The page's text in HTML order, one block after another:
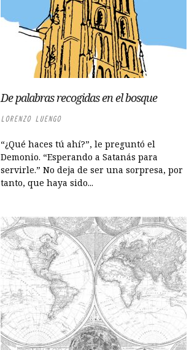
De palabras recogidas en el bosque
LORENZO LUENGO
“¿Qué haces tú ahí?”, le preguntó el
Demonio. “Esperando a Satanás para
servirle.” No deja de ser una sorpresa, por
tanto, que haya sido...